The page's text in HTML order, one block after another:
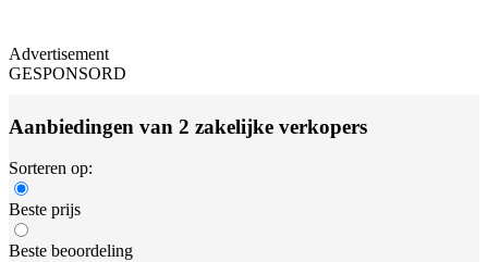
Advertisement
GESPONSORD
Aanbiedingen van 2 zakelijke verkopers
Sorteren op:
Beste prijs
Beste beoordeling